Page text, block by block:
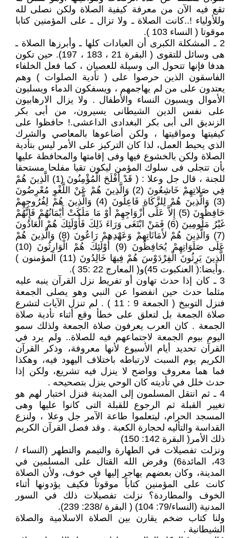
تقع فيه الآن من معرفة كيفية الصلاة ولكن نصلى لله
وللأولياء !..كانت الصلاة ـ ولا تزال ـ على المؤمنين كتابا
موقوتا ( النساء 103 ).
2 ـ المشكلة الكبرى أن العبادات كلها ـ وأبرزها الصلاة ـ
هى وسائل للتقوى ( البقرة 21 ، 183 ، 197). حين تكون
هدفا فإنها تتحول الى وسيلة للعصيان ، كما فعل الخلفاء
الفاسقون الذين حرصوا على ( تأدية الصلوات ) وهم
يعتدون على من لم يهاجمهم ، ويسفكون الدماء ويسلبون
الأموال ويسبون النساء والأطفال . ولا يزال الارهابيون
على نفس الدين الشيطانى يسيرون، من أبى بكر
الزنديق الى أبى بكر البغدادى الداعشى.! حافظوا على
كيفيتها ومواقيتها ، ولكن أضاعوها بالمعاصي والشرك
الذي يحيط العمل، لذا كان التركيز على الأمر ليس بتأدية
الصلاة ولكن بالخشوع فيها وفى إقامتها والمحافظة عليها
بأن تتجلى فى سلوك المؤمن ليكون تقيا مفلحا مستحقا
للجنة ، قال جل وعلا : ( قَدْ أَفْلَحَ الْمُؤْمِنُونَ (1) الَّذِينَ هُمْ
فِي صَلاتِهِمْ خَاشِعُونَ (2) وَالَّذِينَ هُمْ عَنْ اللَّغْوِ مُعْرِضُونَ
(3) وَالَّذِينَ هُمْ لِلزَّكَاةِ فَاعِلُونَ (4) وَالَّذِينَ هُمْ لِفُرُوجِهِمْ
حَافِظُونَ (5) إِلاَّ عَلَى أَزْوَاجِهِمْ أوْ مَا مَلَكَتْ أَيْمَانُهُمْ فَإِنَّهُمْ
غَيْرُ مَلُومِينَ (6) فَمَنْ ابْتَغَى وَرَاءَ ذَلِكَ فَأُوْلَئِكَ هُمْ الْعَادُونَ
(7) وَالَّذِينَ هُمْ لأَمَانَاتِهِمْ وَعَهْدِهِمْ رَاعُونَ (8) وَالَّذِينَ هُمْ
عَلَى صَلَوَاتِهِمْ يُحَافِظُونَ (9) أُوْلَئِكَ هُمْ الْوَارِثُونَ (10)
الَّذِينَ يَرِثُونَ الْفِرْدَوْسَ هُمْ فِيهَا خَالِدُونَ (11) المؤمنون )
.وأيضا:( العنكبوت 45)و( المعارج 22 :35 ).
3 ـ كان إذا حدث تهاون أو تفريط نزل القرآن ينبه عليه
مثلما حدث حين انفضوا عن النبي وهو يصلى الجمعة
فنزل التوبيخ ( الجمعة 9 : 11 ) . لم تنزل الآيات لتشرع
صلاة الجمعة بل لتعلق على خطأ وقع أثناء تأدية صلاة
الجمعة . كان العرب يعرفون صلاة الجمعة ولذلك سمو
اليوم بيوم الجمعة لاجتماعهم فيه للصلاة.. ولم يرد في
القرآن تحديد أيام الأسبوع لأنها معروفة، وذكر القرآن
الكريم يوم السبت لارتباطه باختلاف اليهود فيه، وهكذا
فما هما معروف وواضح لا ينزل فيه تشريع، ولكن إذا
حدث خلل في تأديته كان الوحي ينزل بتصحيحه .
4 ـ ثم انتقل المسلمون إلى المدينة فنزل اختبار لهم هو
تغيير القبلة ثم الرجوع للقبلة التى كانوا عليها وهى
المسجد الحرام، ليتعلموا طاعة الآمر جل وعلا ، ولنزع
القداسة والتأليه لحجارة الكعبة . وقد فصل القرآن الكريم
ذلك الأمر( البقرة 142: 150)
ونزلت تفصيلات في الطهارة والتيمم والتطهر (النساء /
43، المائدة6) وفرض الله القتال على المسلمين في
المدينة، وكان بعضهم يهاجر إليها في خوف، ولأن الصلاة
كانت على المؤمنين كتاباً موقوتاً فكيف يؤدونها أثناء
الخوف والمطاردة؟ نزلت تفصيلات ذلك في السور
المدنية (النساء/79: 104) ( البقرة /238: 239).
ولنا كتاب ضخم يقارن بين الصلاة الاسلامية والصلاة
الشيطانية .